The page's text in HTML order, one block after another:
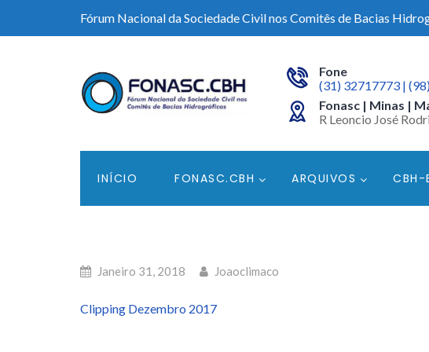
Fórum Nacional da Sociedade Civil nos Comitês de Bacias
Fone
(31) 32717773 |
Fonasc | Minas |
R Leoncio José
INÍCIO FONASC.CBH ARQUIVOS CBH-
Janeiro 31, 2018 Joaoclimaco
Clipping Dezembro 2017